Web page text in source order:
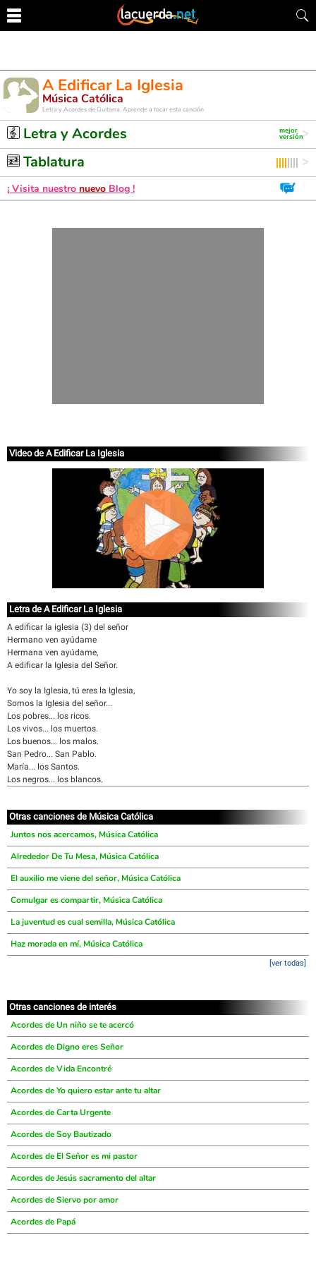
A Edificar La Iglesia
Música Católica
Letra y Acordes de Guitarra. Aprende a tocar esta canción
Letra y Acordes
Tablatura
¡ Visita nuestro nuevo Blog !
Video de A Edificar La Iglesia
Letra de A Edificar La Iglesia
A edificar la iglesia (3) del señor
Hermano ven ayúdame
Hermana ven ayúdame,
A edificar la Iglesia del Señor.
Yo soy la Iglesia, tú eres la Iglesia,
Somos la Iglesia del señor...
Los pobres... los ricos.
Los vivos... los muertos.
Los buenos... los malos.
San Pedro... San Pablo.
María... los Santos.
Los negros... los blancos.
Otras canciones de Música Católica
Juntos nos acercamos, Música Católica
Alrededor De Tu Mesa, Música Católica
El auxilio me viene del señor, Música Católica
Comulgar es compartir, Música Católica
La juventud es cual semilla, Música Católica
Haz morada en mí, Música Católica
[ver todas]
Otras canciones de interés
Acordes de Un niño se te acercó
Acordes de Digno eres Señor
Acordes de Vida Encontré
Acordes de Yo quiero estar ante tu altar
Acordes de Carta Urgente
Acordes de Soy Bautizado
Acordes de El Señor es mi pastor
Acordes de Jesús sacramento del altar
Acordes de Siervo por amor
Acordes de Papá